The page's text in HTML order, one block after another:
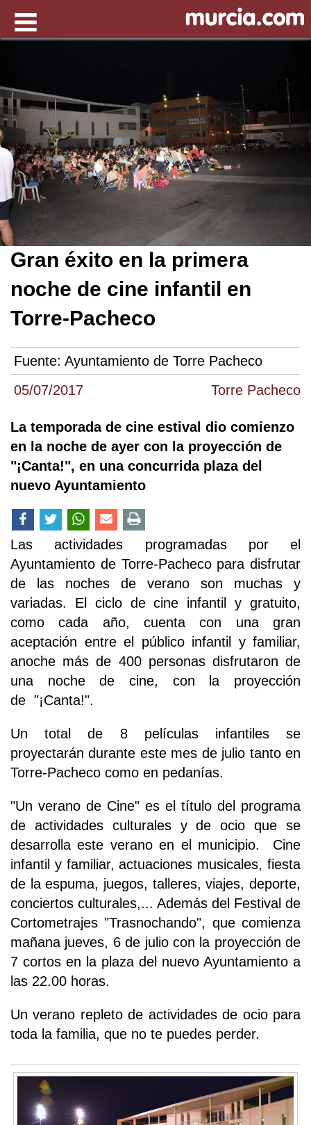
05/07/2017 Torre Pacheco
Gran éxito en la primera
noche de cine infantil en
Torre-Pacheco
Fuente: Ayuntamiento de Torre Pacheco
La temporada de cine estival dio comienzo
en la noche de ayer con la proyección de
"¡Canta!", en una concurrida plaza del
nuevo Ayuntamiento
Las actividades programadas por el
Ayuntamiento de Torre-Pacheco para disfrutar
de las noches de verano son muchas y
variadas. El ciclo de cine infantil y gratuito,
como cada año, cuenta con una gran
aceptación entre el público infantil y familiar,
anoche más de 400 personas disfrutaron de
una noche de cine, con la proyección
de "¡Canta!".
Un total de 8 películas infantiles se
proyectarán durante este mes de julio tanto en
Torre-Pacheco como en pedanías.
"Un verano de Cine" es el título del programa
de actividades culturales y de ocio que se
desarrolla este verano en el municipio. Cine
infantil y familiar, actuaciones musicales, fiesta
de la espuma, juegos, talleres, viajes, deporte,
conciertos culturales,... Además del Festival de
Cortometrajes "Trasnochando", que comienza
mañana jueves, 6 de julio con la proyección de
7 cortos en la plaza del nuevo Ayuntamiento a
las 22.00 horas.
Un verano repleto de actividades de ocio para
toda la familia, que no te puedes perder.